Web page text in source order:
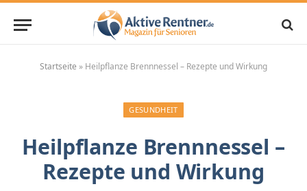
Startseite » Heilpflanze Brennnessel – Rezepte und Wirkung
GESUNDHEIT
Heilpflanze Brennnessel –
Rezepte und Wirkung